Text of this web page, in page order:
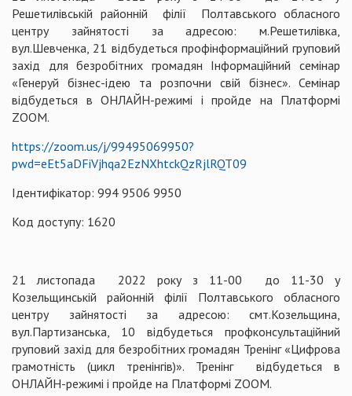
Решетилівській районній філії Полтавського обласного
центру зайнятості за адресою: м.Решетилівка,
вул.Шевченка, 21 відбудеться профінформаційний груповий
захід для безробітних громадян Інформаційний семінар
«Генеруй бізнес-ідею та розпочни свій бізнес». Семінар
відбудеться в ОНЛАЙН-режимі і пройде на Платформі
ZOOM.
https://zoom.us/j/99495069950?
pwd=eEt5aDFiVjhqa2EzNXhtckQzRjlRQT09
Ідентифікатор: 994 9506 9950
Код доступу: 1620
21 листопада 2022 року з 11-00 до 11-30 у
Козельщинській районній філії Полтавського обласного
центру зайнятості за адресою: смт.Козельщина,
вул.Партизанська, 10 відбудеться профконсультаційний
груповий захід для безробітних громадян Тренінг «Цифрова
грамотність (цикл тренінгів)». Тренінг відбудеться в
ОНЛАЙН-режимі і пройде на Платформі ZOOM.